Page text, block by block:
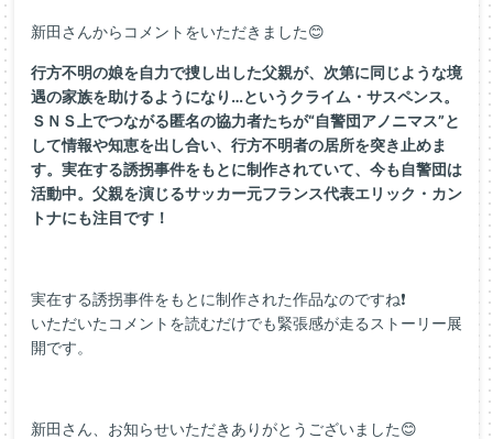
新田さんからコメントをいただきました😊
行方不明の娘を自力で捜し出した父親が、次第に同じような境
遇の家族を助けるようになり…というクライム・サスペンス。
ＳＮＳ上でつながる匿名の協力者たちが“自警団アノニマス”と
して情報や知恵を出し合い、行方不明者の居所を突き止めま
す。実在する誘拐事件をもとに制作されていて、今も自警団は
活動中。父親を演じるサッカー元フランス代表エリック・カン
トナにも注目です！
実在する誘拐事件をもとに制作された作品なのですね❗
いただいたコメントを読むだけでも緊張感が走るストーリー展
開です。
新田さん、お知らせいただきありがとうございました😊